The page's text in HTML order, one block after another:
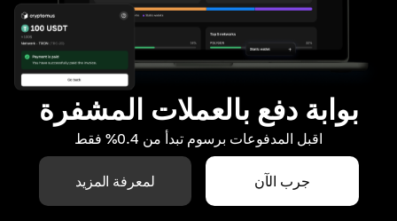
بوابة دفع بالعملات المشفرة
اقبل المدفوعات برسوم تبدأ من 0.4% فقط
جرب الآن لمعرفة المزيد